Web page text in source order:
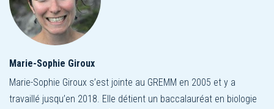
Marie-Sophie Giroux
Marie-Sophie Giroux s’est jointe au GREMM en 2005 et y a
travaillé jusqu’en 2018. Elle détient un baccalauréat en biologie